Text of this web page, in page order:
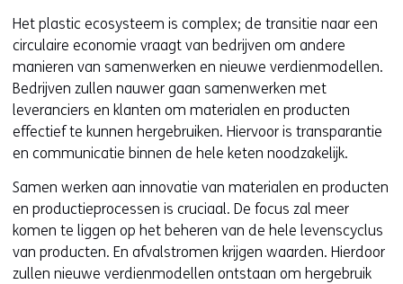
Het plastic ecosysteem is complex; de transitie naar een
circulaire economie vraagt van bedrijven om andere
manieren van samenwerken en nieuwe verdienmodellen.
Bedrijven zullen nauwer gaan samenwerken met
leveranciers en klanten om materialen en producten
effectief te kunnen hergebruiken. Hiervoor is transparantie
en communicatie binnen de hele keten noodzakelijk.
Samen werken aan innovatie van materialen en producten
en productieprocessen is cruciaal. De focus zal meer
komen te liggen op het beheren van de hele levenscyclus
van producten. En afvalstromen krijgen waarden. Hierdoor
zullen nieuwe verdienmodellen ontstaan om hergebruik